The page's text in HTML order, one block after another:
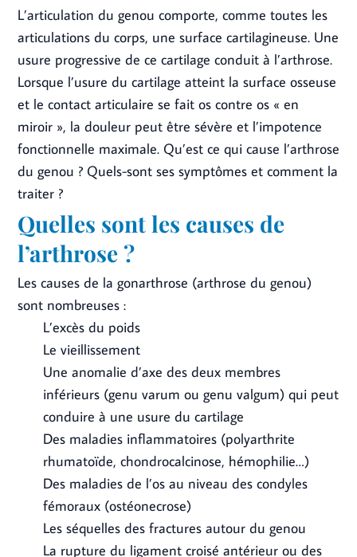
L’articulation du genou comporte, comme toutes les
articulations du corps, une surface cartilagineuse. Une
usure progressive de ce cartilage conduit à l’arthrose.
Lorsque l’usure du cartilage atteint la surface osseuse
et le contact articulaire se fait os contre os « en
miroir », la douleur peut être sévère et l’impotence
fonctionnelle maximale. Qu’est ce qui cause l’arthrose
du genou ? Quels-sont ses symptômes et comment la
traiter ?
Quelles sont les causes de
l’arthrose ?
Les causes de la gonarthrose (arthrose du genou)
sont nombreuses :
L’excès du poids
Le vieillissement
Une anomalie d’axe des deux membres
inférieurs (genu varum ou genu valgum) qui peut
conduire à une usure du cartilage
Des maladies inflammatoires (polyarthrite
rhumatoïde, chondrocalcinose, hémophilie…)
Des maladies de l’os au niveau des condyles
fémoraux (ostéonecrose)
Les séquelles des fractures autour du genou
La rupture du ligament croisé antérieur ou des